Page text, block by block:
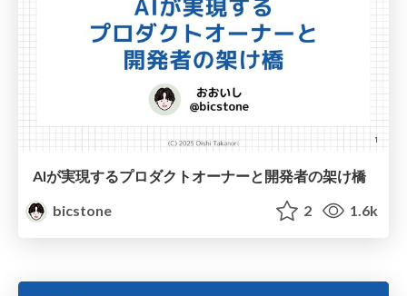
AIが実現するプロダクトオーナーと開発者の架け橋
bicstone
2 1.6k